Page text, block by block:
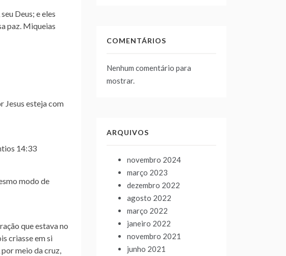
Deus; e eles
paz. Miqueias
Jesus esteja com
14:33
modo de
que estava no
criasse em si
meio da cruz,
COMENTÁRIOS
Nenhum comentário para
mostrar.
ARQUIVOS
novembro 2024
março 2023
dezembro 2022
agosto 2022
março 2022
janeiro 2022
novembro 2021
junho 2021